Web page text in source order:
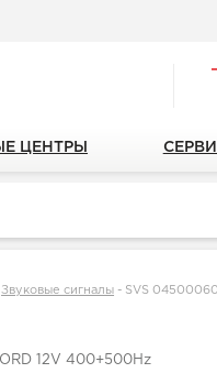
ЦЕНТРЫ
Звуковые сигналы - SVS
12V 400+500Hz